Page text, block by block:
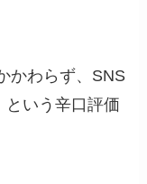
かわらず、SNS
という辛口評価